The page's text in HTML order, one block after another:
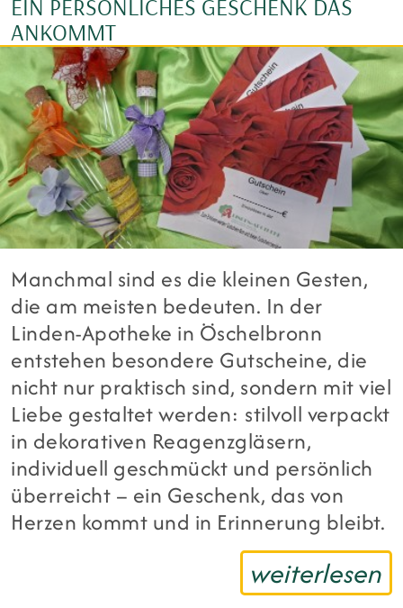
EIN PERSÖNLICHES GESCHENK DAS
ANKOMMT
Manchmal sind es die kleinen Gesten,
die am meisten bedeuten. In der
Linden-Apotheke in Öschelbronn
entstehen besondere Gutscheine, die
nicht nur praktisch sind, sondern mit viel
Liebe gestaltet werden: stilvoll verpackt
in dekorativen Reagenzgläsern,
individuell geschmückt und persönlich
überreicht – ein Geschenk, das von
Herzen kommt und in Erinnerung bleibt.
weiterlesen